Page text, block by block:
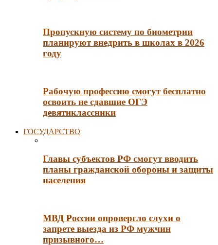
Пропускную систему по биометрии
планируют внедрить в школах в 2026
году
Рабочую профессию смогут бесплатно
освоить не сдавшие ОГЭ
девятиклассники
ГОСУДАРСТВО
Главы субъектов РФ смогут вводить
планы гражданской обороны и защиты
населения
МВД России опровергло слухи о
запрете выезда из РФ мужчин
призывного…